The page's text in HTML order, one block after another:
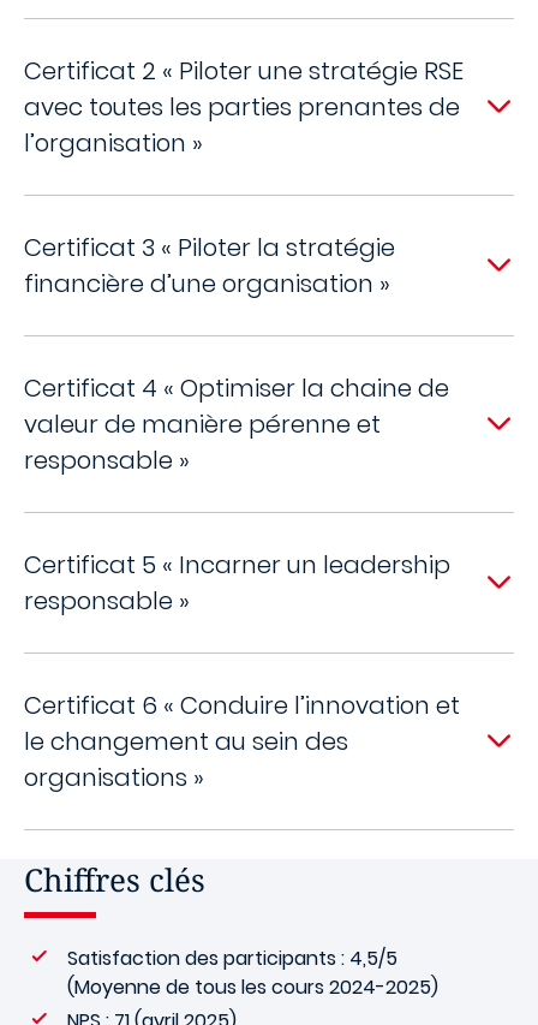
Certificat 2 « Piloter une stratégie RSE
avec toutes les parties prenantes de
l’organisation »
Certificat 3 « Piloter la stratégie
financière d’une organisation »
Certificat 4 « Optimiser la chaine de
valeur de manière pérenne et
responsable »
Certificat 5 « Incarner un leadership
responsable »
Certificat 6 « Conduire l’innovation et
le changement au sein des
organisations »
Chiffres clés
Satisfaction des participants : 4,5/5
(Moyenne de tous les cours 2024-2025)